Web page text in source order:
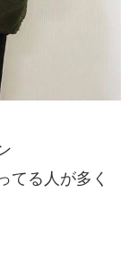
てる人が多く